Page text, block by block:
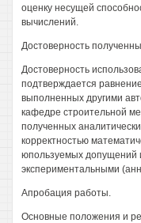
оценку несущей
вычислений.
Достоверность
Достоверность
подтверждается
выполненных другими
кафедре строительной
полученных
корректностью
юпользуемых допущений
экспериментальными
Апробация работы.
Основные положения и